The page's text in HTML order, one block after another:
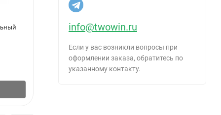
Саморез (шуруп) 4*20мм универсальный
упак.
info@twowin.ru
Если у вас возникли вопросы при
оформлении заказа, обратитесь по
указанному контакту.